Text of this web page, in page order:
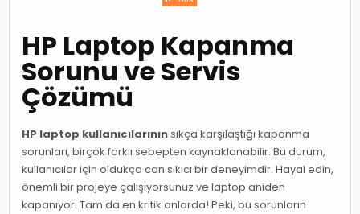
HP Laptop Kapanma
Sorunu ve Servis
Çözümü
HP laptop kullanıcılarınınsıkça karşılaştığı kapanma
sorunları, birçok farklı sebepten kaynaklanabilir. Bu durum,
kullanıcılar için oldukça can sıkıcı bir deneyimdir. Hayal edin,
önemli bir projeye çalışıyorsunuz ve laptop aniden
kapanıyor. Tam da en kritik anlarda! Peki, bu sorunların